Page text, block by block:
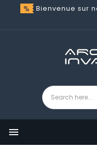
Bienvenue sur
